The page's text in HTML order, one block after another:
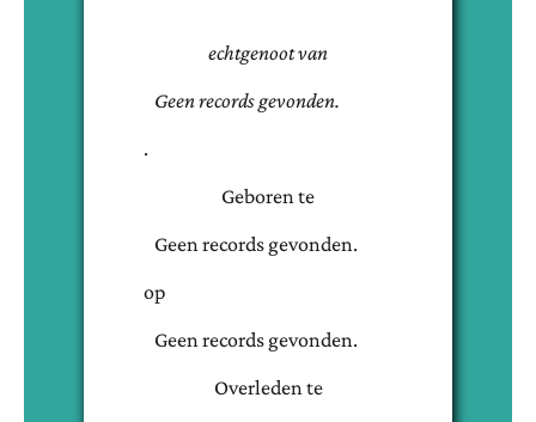
echtgenoot van
Geen records gevonden.
.
Geboren te
Geen records gevonden.
op
Geen records gevonden.
Overleden te